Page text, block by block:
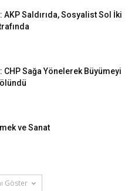
AKP Saldırıda, Sosyalist Sol İki
CHP Sağa Yönelerek Büyümeyi
ve Sanat
Göster